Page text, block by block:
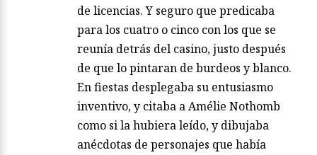
de licencias. Y seguro que predicaba
para los cuatro o cinco con los que se
reunía detrás del casino, justo después
de que lo pintaran de burdeos y blanco.
En fiestas desplegaba su entusiasmo
inventivo, y citaba a Amélie Nothomb
como si la hubiera leído, y dibujaba
anécdotas de personajes que había